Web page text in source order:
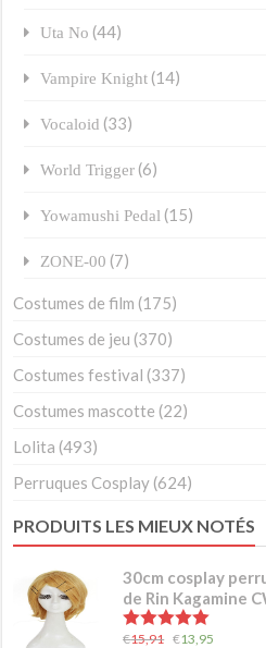
Uta No (44)
Vampire Knight (14)
Vocaloid (33)
World Trigger (6)
Yowamushi Pedal (15)
ZONE-00 (7)
Costumes de film (175)
Costumes de jeu (370)
Costumes festival (337)
Costumes mascotte (22)
Lolita (493)
Perruques Cosplay (624)
PRODUITS LES MIEUX NOTÉS
30cm cosplay
de Rin Kagamine
5.00sur 5
€15,91 €13,95